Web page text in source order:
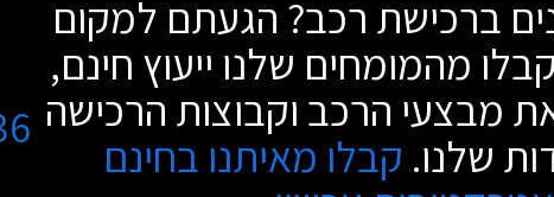
ברכישת רכב? הגעתם למקום
מהמומחים שלנו ייעוץ חינם,
מבצעי הרכב וקבוצות הרכישה
שלנו. קבלו מאיתנו בחינם